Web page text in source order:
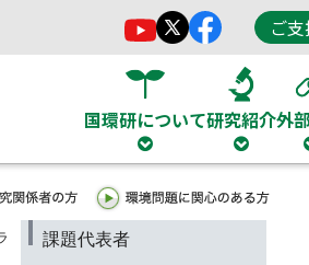
ご
国環研について研究紹介外
課題代表者